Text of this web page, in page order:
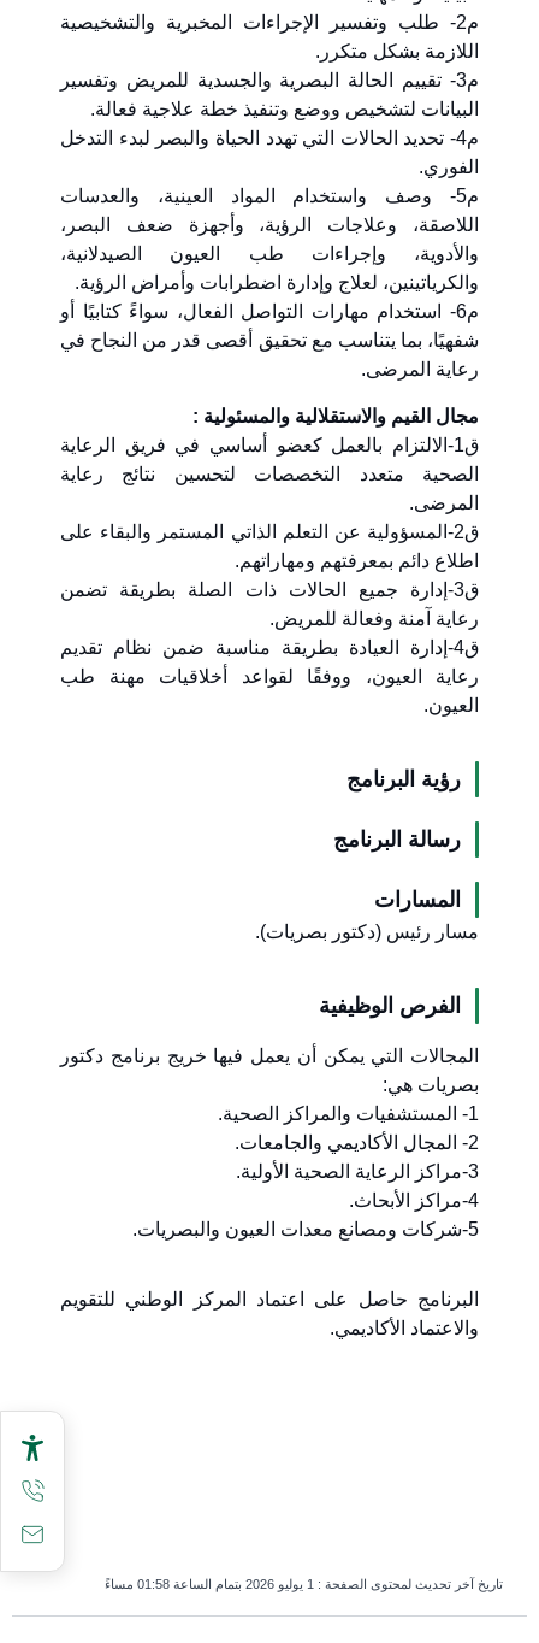
م2- طلب وتفسير الإجراءات المخبرية والتشخيصية
اللازمة بشكل متكرر.
م3- تقييم الحالة البصرية والجسدية للمريض وتفسير
البيانات لتشخيص ووضع وتنفيذ خطة علاجية فعالة.
م4- تحديد الحالات التي تهدد الحياة والبصر لبدء التدخل
الفوري.
م5- وصف واستخدام المواد العينية، والعدسات
اللاصقة، وعلاجات الرؤية، وأجهزة ضعف البصر،
والأدوية، وإجراءات طب العيون الصيدلانية،
والكرياتينين، لعلاج وإدارة اضطرابات وأمراض الرؤية.
م6- استخدام مهارات التواصل الفعال، سواءً كتابيًا أو
شفهيًا، بما يتناسب مع تحقيق أقصى قدر من النجاح في
رعاية المرضى.
مجال القيم والاستقلالية والمسئولية :
ق1-الالتزام بالعمل كعضو أساسي في فريق الرعاية
الصحية متعدد التخصصات لتحسين نتائج رعاية
المرضى.
ق2-المسؤولية عن التعلم الذاتي المستمر والبقاء على
اطلاع دائم بمعرفتهم ومهاراتهم.
ق3-إدارة جميع الحالات ذات الصلة بطريقة تضمن
رعاية آمنة وفعالة للمريض.
ق4-إدارة العيادة بطريقة مناسبة ضمن نظام تقديم
رعاية العيون، ووفقًا لقواعد أخلاقيات مهنة طب
العيون.
رؤية البرنامج
رسالة البرنامج
المسارات
مسار رئيس (دكتور بصريات).
الفرص الوظيفية
المجالات التي يمكن أن يعمل فيها خريج برنامج دكتور
بصريات هي:
1- المستشفيات والمراكز الصحية.
2- المجال الأكاديمي والجامعات.
3-مراكز الرعاية الصحية الأولية.
4-مراكز الأبحاث.
5-شركات ومصانع معدات العيون والبصريات.
البرنامج حاصل على اعتماد المركز الوطني للتقويم
والاعتماد الأكاديمي.
تاريخ آخر تحديث لمحتوى الصفحة : 1 يوليو 2026 بتمام الساعة 01:58 مساءً